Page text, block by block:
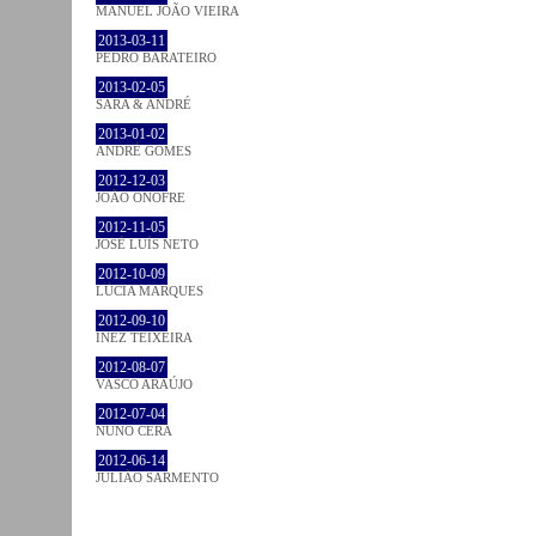
MANUEL JOÃO VIEIRA
2013-03-11
PEDRO BARATEIRO
2013-02-05
SARA & ANDRÉ
2013-01-02
ANDRÉ GOMES
2012-12-03
JOÃO ONOFRE
2012-11-05
JOSÉ LUÍS NETO
2012-10-09
LÚCIA MARQUES
2012-09-10
INEZ TEIXEIRA
2012-08-07
VASCO ARAÚJO
2012-07-04
NUNO CERA
2012-06-14
JULIÃO SARMENTO